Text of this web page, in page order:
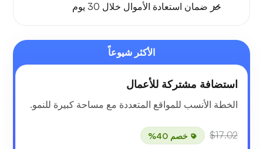
حر ضمان استعادة الأموال خلال 30 يوم
الأكثر شيوعاً
استضافة مشتركة للأعمال
الخطة الأنسب للمواقع المتعددة مع مساحة كبيرة للنمو.
$17.02 خصم 40%